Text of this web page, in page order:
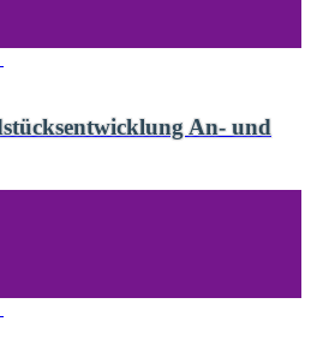
An- und